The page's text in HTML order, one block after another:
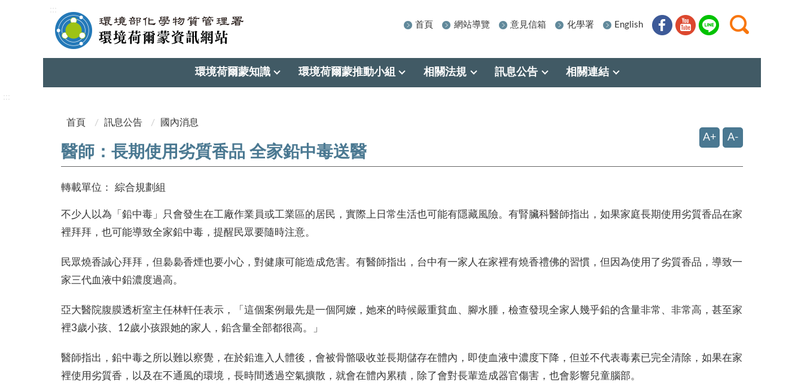
首頁 網站導覽 意見信箱 化學署 English
環境荷爾蒙知識 環境荷爾蒙推動小組 相關法規 訊息公告 相關連結
首頁 訊息公告 國內消息
A+ A-
醫師：長期使用劣質香品 全家鉛中毒送醫
轉載單位： 綜合規劃組
不少人以為「鉛中毒」只會發生在工廠作業員或工業區的居民，實際上日常生活也可能有隱藏風險。有腎臟科醫師指出，如果家庭長期使用劣質香品在家
裡拜拜，也可能導致全家鉛中毒，提醒民眾要隨時注意。
民眾燒香誠心拜拜，但裊裊香煙也要小心，對健康可能造成危害。有醫師指出，台中有一家人在家裡有燒香禮佛的習慣，但因為使用了劣質香品，導致一
家三代血液中鉛濃度過高。
亞大醫院腹膜透析室主任林軒任表示，「這個案例最先是一個阿嬤，她來的時候嚴重貧血、腳水腫，檢查發現全家人幾乎鉛的含量非常、非常高，甚至家
裡3歲小孩、12歲小孩跟她的家人，鉛含量全部都很高。」
醫師指出，鉛中毒之所以難以察覺，在於鉛進入人體後，會被骨骼吸收並長期儲存在體內，即使血液中濃度下降，但並不代表毒素已完全清除，如果在家
裡使用劣質香，以及在不通風的環境，長時間透過空氣擴散，就會在體內累積，除了會對長輩造成器官傷害，也會影響兒童腦部。